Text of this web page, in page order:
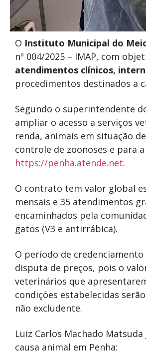
O Instituto Municipal do
nº 004/2025 – IMAP, com
atendimentos clínicos,
procedimentos destinados a
Segundo o superintendente
ampliar o acesso a serviços
renda, animais em situação
controle de zoonoses e para
https://penha.atende.net.
O contrato tem valor global
mensais e 35 atendimentos
encaminhados pela
gatos (V3 e antirrábica).
O período de credenciamento
disputa de preços, pois o
veterinários que
condições estabelecidas
não excludente.
Luiz Carlos Machado
causa animal em Penha: